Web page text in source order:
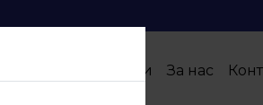
Партньори За нас